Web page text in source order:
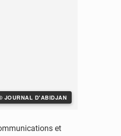
JOURNAL D'ABIDJAN
et